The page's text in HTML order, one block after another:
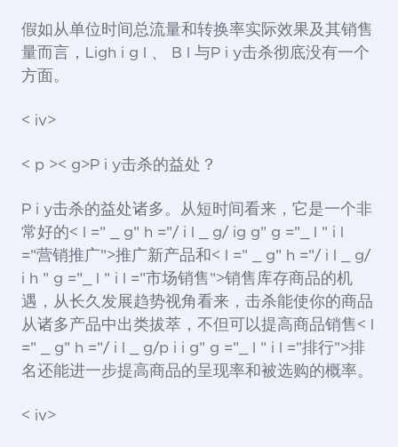
假如从单位时间总流量和转换率实际效果及其销售
量而言，Ligh i g l 、 B l 与P i y击杀彻底没有一个
方面。
< iv>
< p >< g>P i y击杀的益处？
P i y击杀的益处诸多。从短时间看来，它是一个非
常好的< l =" _ g" h ="/ i l _ g/ ig g" g ="_ l " i l
="营销推广">推广新产品和< l =" _ g" h ="/ i l _ g/
i h " g ="_ l " i l ="市场销售">销售 库存商品的机
遇，从长久发展趋势视角看来，击杀能使你的商品
从诸多产品中出类拔萃，不但可以提高商品销售< l
=" _ g" h ="/ i l _ g/p i i g" g ="_ l " i l ="排行">排
名还能进一步提高商品的呈现率和被选购的概率。
< iv>